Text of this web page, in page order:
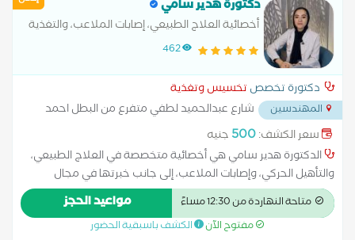
دكتورة هدير سامي
أخصائية العلاج الطبيعي، إصابات الملاعب، والتغذية
العلاجية
462
دكتورة تخصص تخسيس وتغذية
المهندسين
شارع عبدالحميد لطفي متفرع من البطل احمد
عبد العزيز المهندسين... سعر الكشف:500 جنيه
الدكتورة هدير سامي هي أخصائية متخصصة في العلاج الطبيعي،
والتأهيل الحركي، وإصابات الملاعب، إلى جانب خبرتها في مجال
التغذية العلاجية. تتميز بأسلوب علاجي متكامل يجمع بين التشخيص
الدقيق، والتدخلات العلاجية المتقدمة، والدعم الغذائي الفعّال
لتحسين الحالة الصحية والأداء البدني للمرضى والرياضيين على حد
متاحة النهاردة من 12:30 مساءً مواعيد الحجز
مفتوح الآن الكشف باسبقية الحضور